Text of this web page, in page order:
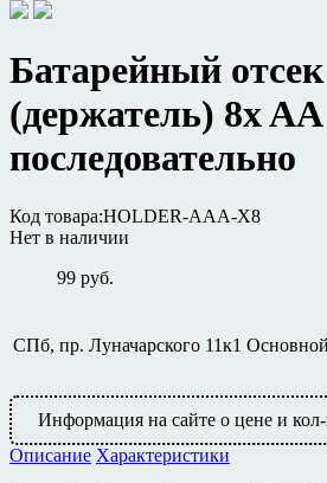
Батарейный отсек
(держатель) 8x AA
последовательно
Код товара:HOLDER-AAA-X8
Нет в наличии
99 руб.
СПб, пр. Луначарского 11к1
Информация на сайте о цене и кол-
Описание Характеристики